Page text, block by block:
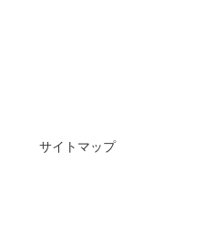
サイトマップ